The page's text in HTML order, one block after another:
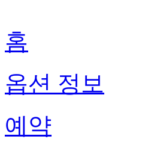
홈
옵션 정보
예약